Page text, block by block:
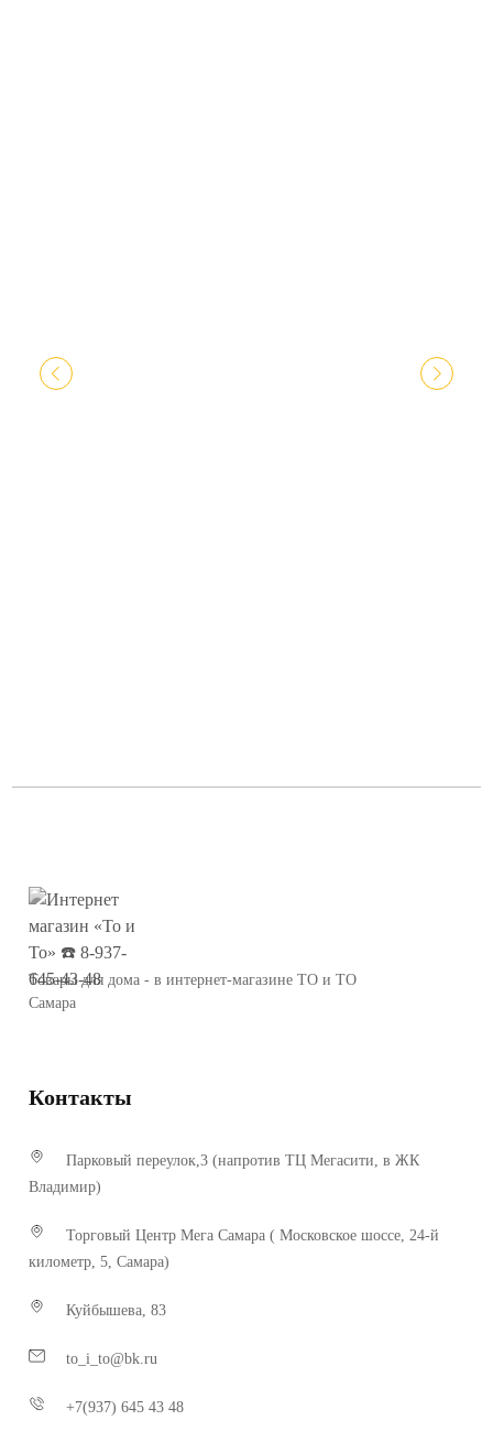
Товары для дома - в интернет-магазине ТО и ТО
Самара
Контакты
Парковый переулок,3 (напротив ТЦ Мегасити, в ЖК
Владимир)
Торговый Центр Мега Самара ( Московское шоссе, 24-й
километр, 5, Самара)
Куйбышева, 83
to_i_to@bk.ru
+7(937) 645 43 48